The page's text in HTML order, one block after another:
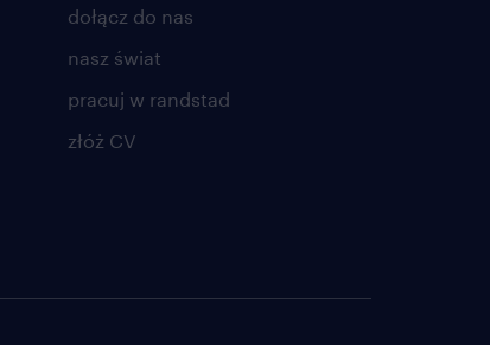
dołącz do nas
nasz świat
pracuj w randstad
złóż CV